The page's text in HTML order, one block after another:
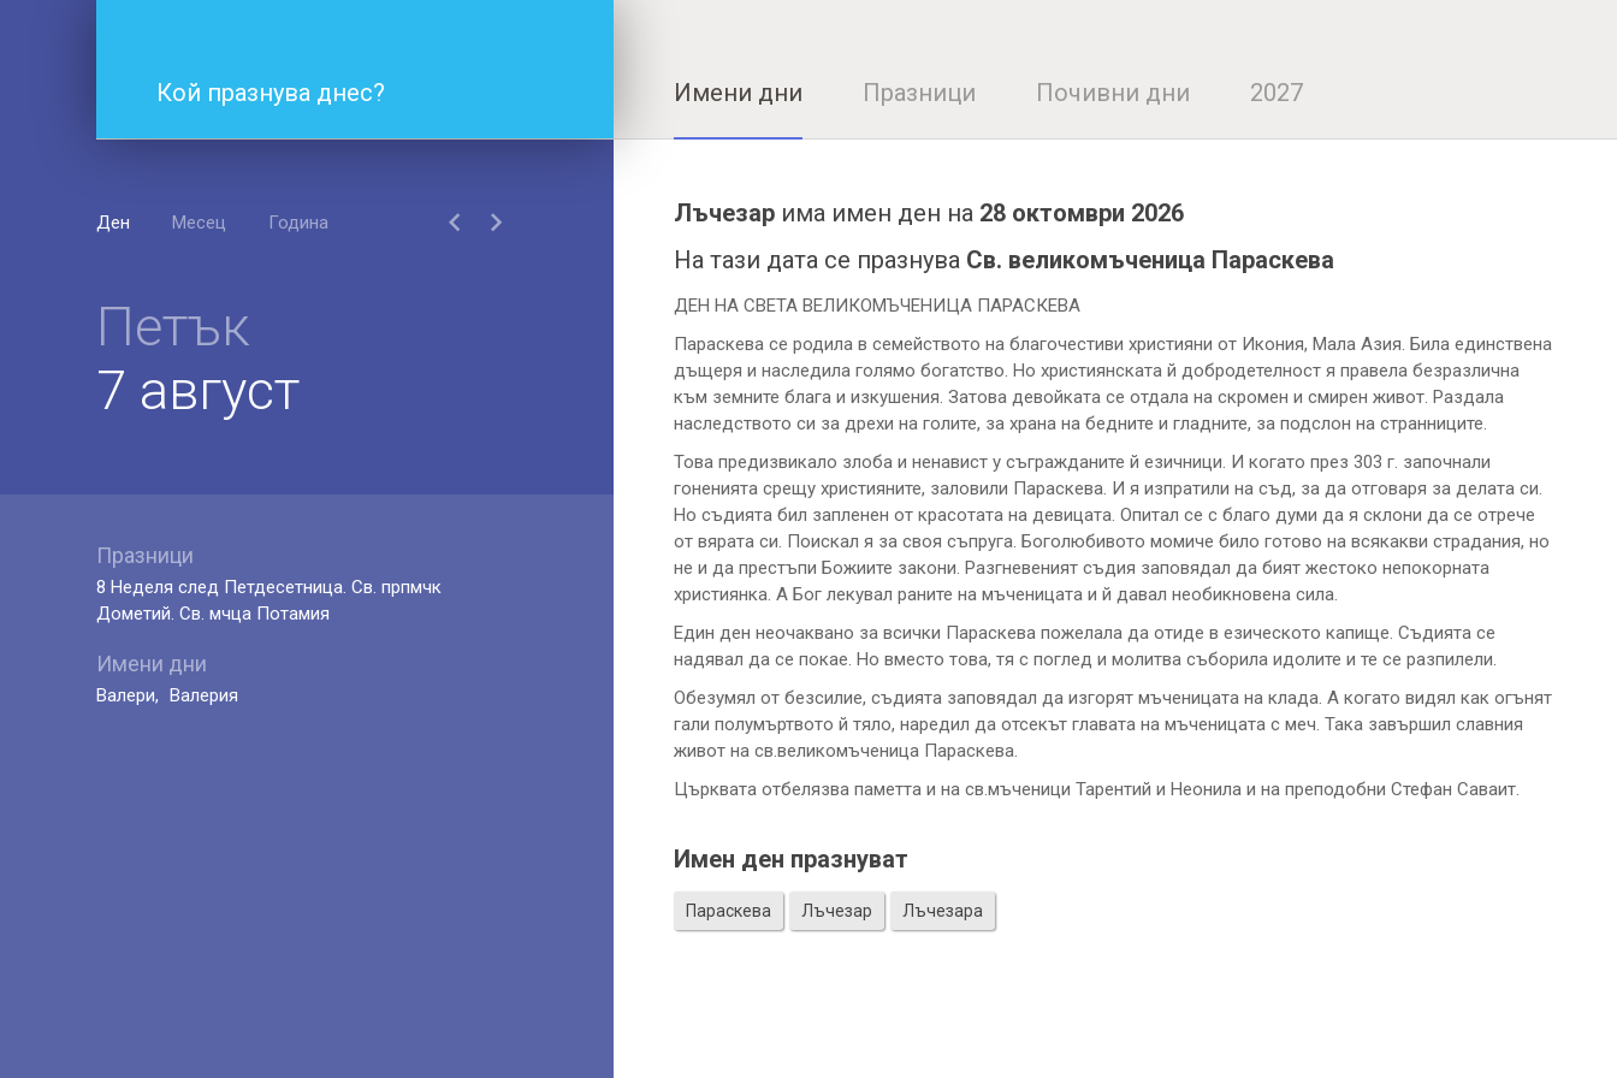
Кой празнува днес? Имени дни Празници Почивни дни 2027
Ден Месец Година
Петък
7 август
Празници
8 Неделя след Петдесетница. Св. прпмчк
Дометий. Св. мчца Потамия
Имени дни
Валери Валерия
Лъчезар има имен ден на 28 октомври 2026
На тази дата се празнува Св. великомъченица Параскева
ДЕН НА СВЕТА ВЕЛИКОМЪЧЕНИЦА ПАРАСКЕВА
Параскева се родила в семейството на благочестиви християни от Икония, Мала Азия. Била единствена
дъщеря и наследила голямо богатство. Но християнската й добродетелност я правела безразлична
към земните блага и изкушения. Затова девойката се отдала на скромен и смирен живот. Раздала
наследството си за дрехи на голите, за храна на бедните и гладните, за подслон на странниците.
Това предизвикало злоба и ненавист у съгражданите й езичници. И когато през 303 г. започнали
гоненията срещу християните, заловили Параскева. И я изпратили на съд, за да отговаря за делата си.
Но съдията бил запленен от красотата на девицата. Опитал се с благо думи да я склони да се отрече
от вярата си. Поискал я за своя съпруга. Боголюбивото момиче било готово на всякакви страдания, но
не и да престъпи Божиите закони. Разгневеният съдия заповядал да бият жестоко непокорната
християнка. А Бог лекувал раните на мъченицата и й давал необикновена сила.
Един ден неочаквано за всички Параскева пожелала да отиде в езическото капище. Съдията се
надявал да се покае. Но вместо това, тя с поглед и молитва съборила идолите и те се разпилели.
Обезумял от безсилие, съдията заповядал да изгорят мъченицата на клада. А когато видял как огънят
гали полумъртвото й тяло, наредил да отсекът главата на мъченицата с меч. Така завършил славния
живот на св.великомъченица Параскева.
Църквата отбелязва паметта и на св.мъченици Тарентий и Неонила и на преподобни Стефан Саваит.
Имен ден празнуват
Параскева Лъчезар Лъчезара